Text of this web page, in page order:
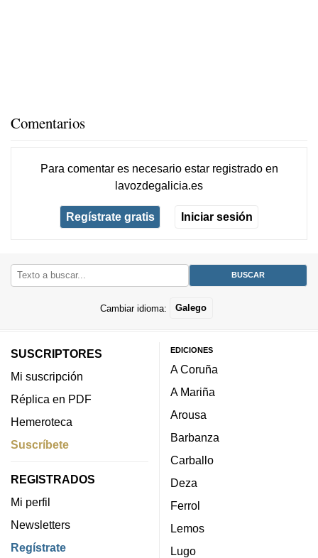
Comentarios
Para comentar es necesario estar registradoen
lavozdegalicia.es
Regístrate gratis Iniciar sesión
Cambiar idioma: Galego
SUSCRIPTORES
Mi suscripción
Réplica en PDF
Hemeroteca
Suscríbete
REGISTRADOS
Mi perfil
Newsletters
Regístrate
EDICIONES
A Coruña
A Mariña
Arousa
Barbanza
Carballo
Deza
Ferrol
Lemos
Lugo